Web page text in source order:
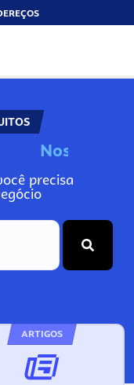
No
precisa
ARTIGOS